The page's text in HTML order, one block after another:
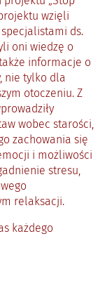
wzięli
ds.
oni wiedzę o
informacje o
nie tylko dla
otoczeniu. Z
wobec starości,
zachowania się
i możliwości
stresu,
relaksacji.
każdego